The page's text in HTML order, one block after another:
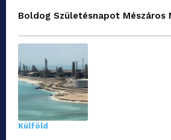
Boldog Születésnapot Mészáros
Külföld